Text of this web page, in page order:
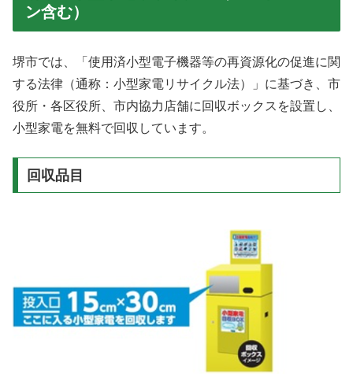
ン含む）
堺市では、「使用済小型電子機器等の再資源化の促進に関
する法律（通称：小型家電リサイクル法）」に基づき、市
役所・各区役所、市内協力店舗に回収ボックスを設置し、
小型家電を無料で回収しています。
回収品目